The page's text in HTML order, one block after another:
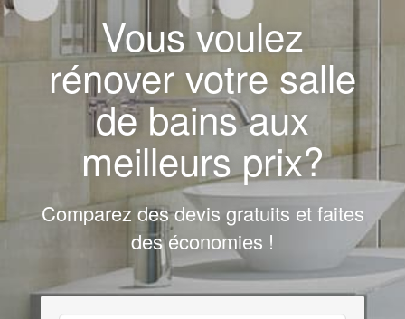
Vous voulez
rénover votre salle
de bains aux
meilleurs prix?
Comparez des devis gratuits et faites
des économies !